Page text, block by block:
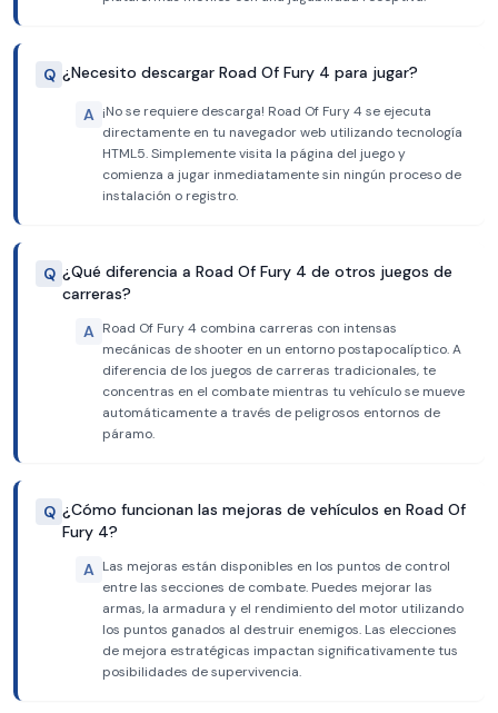
Q ¿Necesito descargar Road Of Fury 4 para jugar?
A ¡No se requiere descarga! Road Of Fury 4 se ejecuta
directamente en tu navegador web utilizando tecnología
HTML5. Simplemente visita la página del juego y
comienza a jugar inmediatamente sin ningún proceso de
instalación o registro.
Q ¿Qué diferencia a Road Of Fury 4 de otros juegos de
carreras?
A Road Of Fury 4 combina carreras con intensas
mecánicas de shooter en un entorno postapocalíptico. A
diferencia de los juegos de carreras tradicionales, te
concentras en el combate mientras tu vehículo se mueve
automáticamente a través de peligrosos entornos de
páramo.
Q ¿Cómo funcionan las mejoras de vehículos en Road Of
Fury 4?
A Las mejoras están disponibles en los puntos de control
entre las secciones de combate. Puedes mejorar las
armas, la armadura y el rendimiento del motor utilizando
los puntos ganados al destruir enemigos. Las elecciones
de mejora estratégicas impactan significativamente tus
posibilidades de supervivencia.